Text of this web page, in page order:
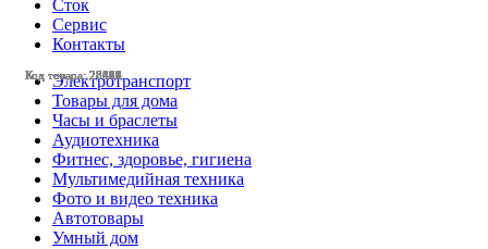
Код товара: 28481
Код товара: 28459
Код товара: 28048
Код товара: 27985
Код товара: 28519
Код товара: 28496
Код товара: 28495
Код товара: 28494
Код товара: 28484
Код товара: 28482
Код товара: 28477
Код товара: 28476
Сток
Сервис
Контакты
Электротранспорт
Товары для дома
Часы и браслеты
Аудиотехника
Фитнес, здоровье, гигиена
Мультимедийная техника
Фото и видео техника
Автотовары
Умный дом